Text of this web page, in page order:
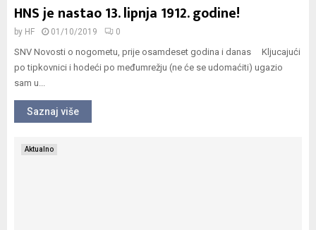
HNS je nastao 13. lipnja 1912. godine!
by HF 01/10/2019 0
SNV Novosti o nogometu, prije osamdeset godina i danas Kljucajući
po tipkovnici i hodeći po međumrežju (ne će se udomaćiti) ugazio
sam u...
Saznaj više
Aktualno